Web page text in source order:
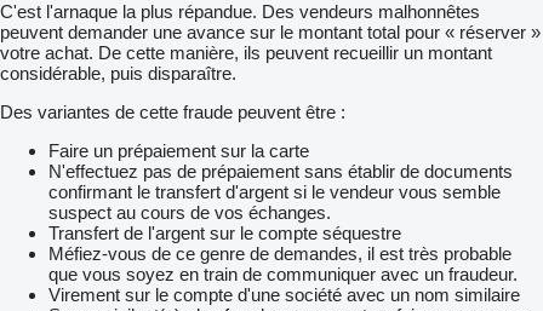
C'est l'arnaque la plus répandue. Des vendeurs malhonnêtes
peuvent demander une avance sur le montant total pour « réserver »
votre achat. De cette manière, ils peuvent recueillir un montant
considérable, puis disparaître.
Des variantes de cette fraude peuvent être :
Faire un prépaiement sur la carte
N'effectuez pas de prépaiement sans établir de documents
confirmant le transfert d'argent si le vendeur vous semble
suspect au cours de vos échanges.
Transfert de l'argent sur le compte séquestre
Méfiez-vous de ce genre de demandes, il est très probable
que vous soyez en train de communiquer avec un fraudeur.
Virement sur le compte d'une société avec un nom similaire